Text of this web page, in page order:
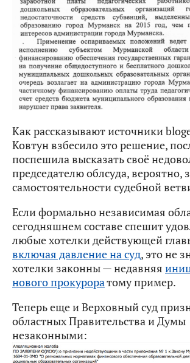
Как рассказывают источники
Ковтун взбесило это решение,
поспешила высказать своё
председателю облсуда, вероятно,
самостоятельности судебной
Если формально независимая
сегодняшнем составе спешит
любые хотелки действующей
включая давление на суд, это не
хотелки законны — недавняя
нового прокуроратому пример.
Теперь еще и Верховный суд
областных Правительства и Думы
незаконными: